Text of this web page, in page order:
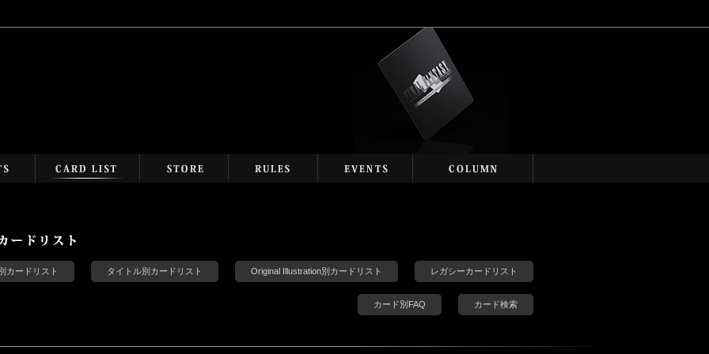
カードリスト タイトル別カードリスト Original Illustration別カードリスト レガシーカードリスト
カード別FAQ カード検索